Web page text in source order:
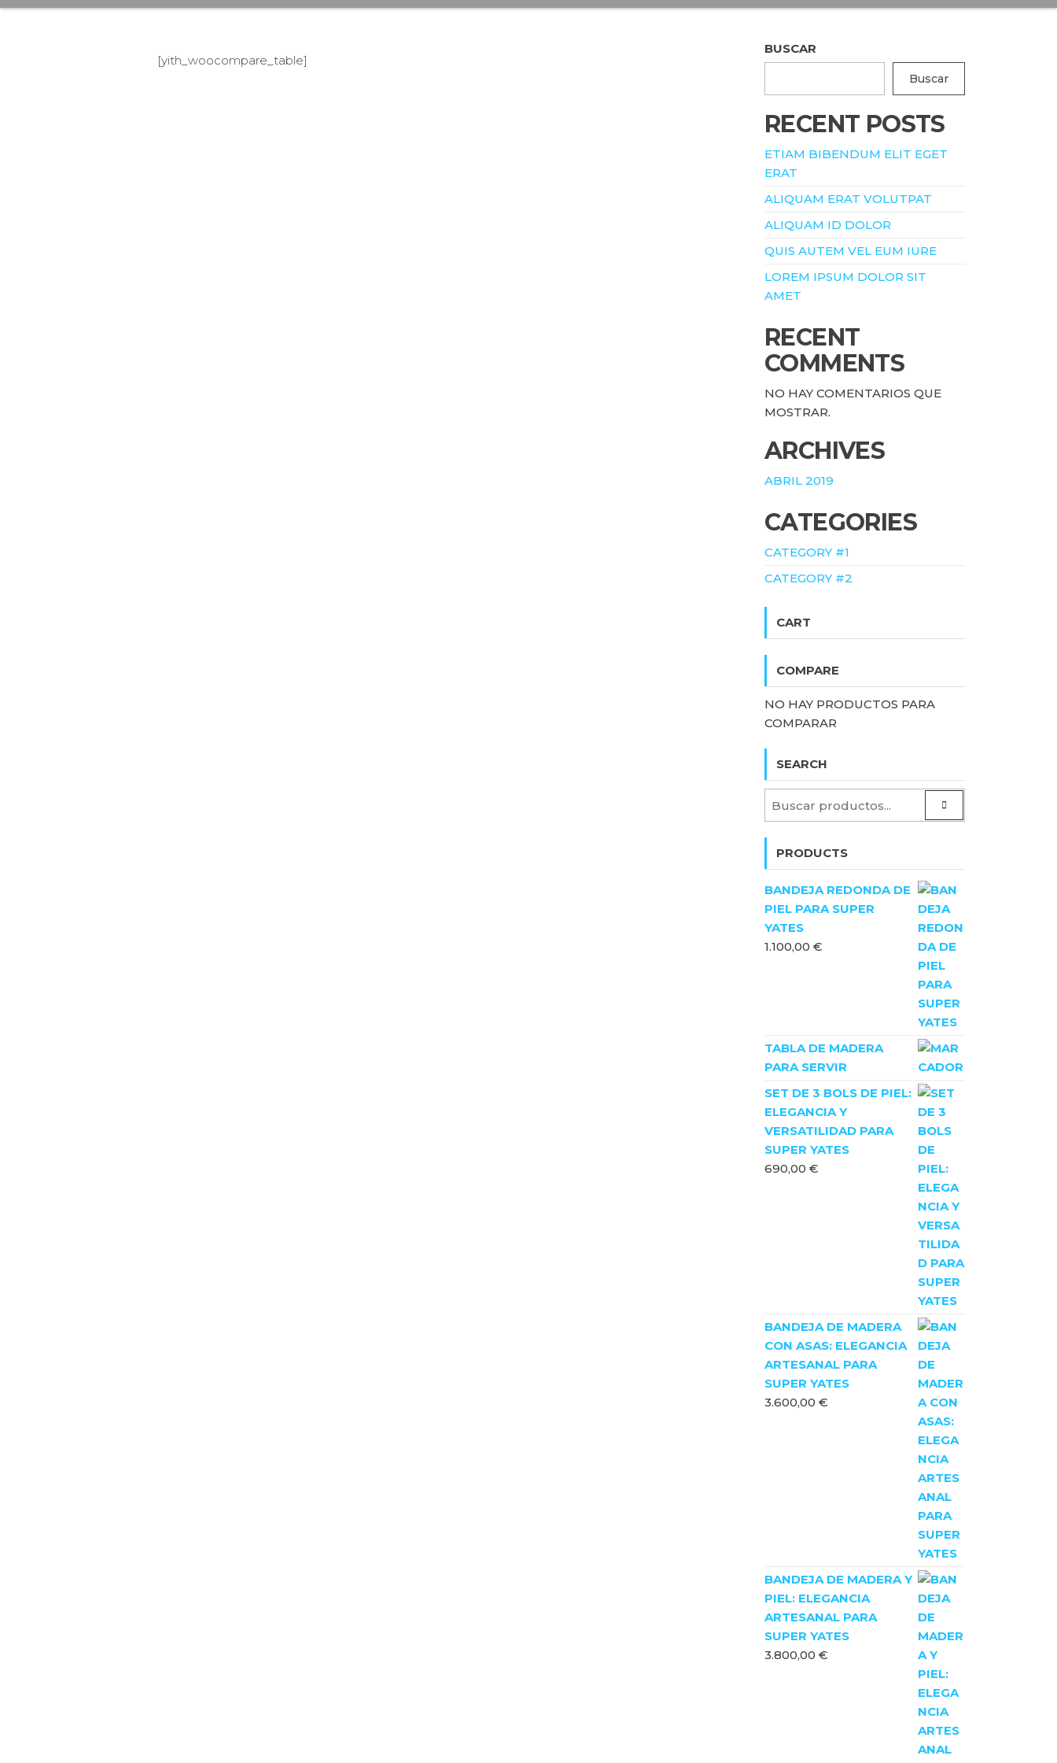
[yith_woocompare_table]
BUSCAR
Buscar
RECENT POSTS
ETIAM BIBENDUM ELIT EGET
ERAT
ALIQUAM ERAT VOLUTPAT
ALIQUAM ID DOLOR
QUIS AUTEM VEL EUM IURE
LOREM IPSUM DOLOR SIT
AMET
RECENT
COMMENTS
NO HAY COMENTARIOS QUE
MOSTRAR.
ARCHIVES
ABRIL 2019
CATEGORIES
CATEGORY #1
CATEGORY #2
CART
COMPARE
NO HAY PRODUCTOS PARA
COMPARAR
SEARCH
PRODUCTS
BANDEJA REDONDA DE
PIEL PARA SUPER
YATES
1.100,00 €
TABLA DE MADERA
PARA SERVIR
SET DE 3 BOLS DE PIEL:
ELEGANCIA Y
VERSATILIDAD PARA
SUPER YATES
690,00 €
BANDEJA DE MADERA
CON ASAS: ELEGANCIA
ARTESANAL PARA
SUPER YATES
3.600,00 €
BANDEJA DE MADERA Y
PIEL: ELEGANCIA
ARTESANAL PARA
SUPER YATES
3.800,00 €